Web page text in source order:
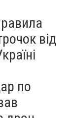
від
по